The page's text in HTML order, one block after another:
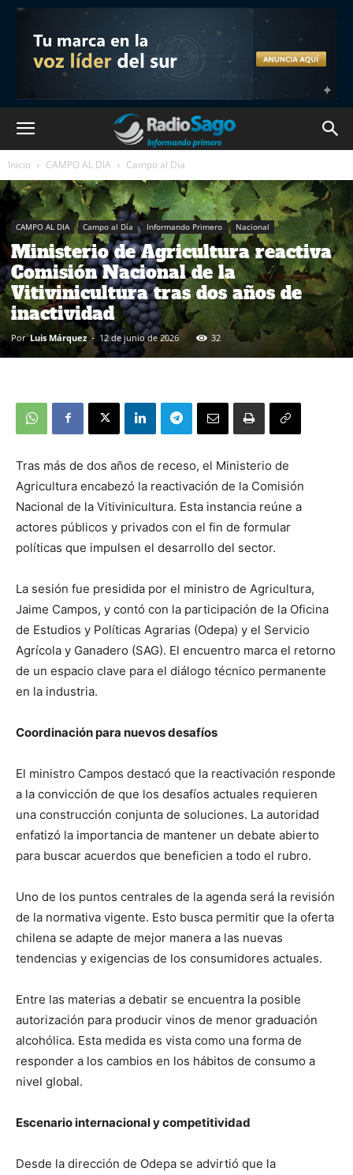
Inicio CAMPO AL DIA Campo al Día
CAMPO AL DIA Campo al Día Informando Primero Nacional
Ministerio de Agricultura reactiva
Comisión Nacional de la
Vitivinicultura tras dos años de
inactividad
Por Luis Márquez - 12 de junio de 2026 32
Tras más de dos años de receso, el Ministerio de
Agricultura encabezó la reactivación de la Comisión
Nacional de la Vitivinicultura. Esta instancia reúne a
actores públicos y privados con el fin de formular
políticas que impulsen el desarrollo del sector.
La sesión fue presidida por el ministro de Agricultura,
Jaime Campos, y contó con la participación de la Oficina
de Estudios y Políticas Agrarias (Odepa) y el Servicio
Agrícola y Ganadero (SAG). El encuentro marca el retorno
de un espacio clave para el diálogo técnico permanente
en la industria.
Coordinación para nuevos desafíos
El ministro Campos destacó que la reactivación responde
a la convicción de que los desafíos actuales requieren
una construcción conjunta de soluciones. La autoridad
enfatizó la importancia de mantener un debate abierto
para buscar acuerdos que beneficien a todo el rubro.
Uno de los puntos centrales de la agenda será la revisión
de la normativa vigente. Esto busca permitir que la oferta
chilena se adapte de mejor manera a las nuevas
tendencias y exigencias de los consumidores actuales.
Entre las materias a debatir se encuentra la posible
autorización para producir vinos de menor graduación
alcohólica. Esta medida es vista como una forma de
responder a los cambios en los hábitos de consumo a
nivel global.
Escenario internacional y competitividad
Desde la dirección de Odepa se advirtió que la